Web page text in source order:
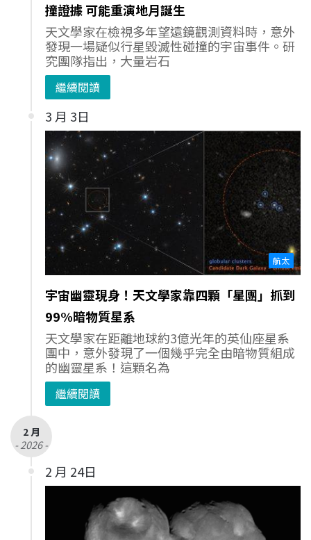
撞證據 可能重演地月誕生
天文學家在檢視多年望遠鏡觀測資料時，意外
發現一場疑似行星毀滅性碰撞的宇宙事件。研
究團隊指出，大量岩石
繼續閱讀
3 月 3日
航太
宇宙幽靈現身！天文學家靠四顆「星團」抓到
99%暗物質星系
天文學家在距離地球約3億光年的英仙座星系
團中，意外發現了一個幾乎完全由暗物質組成
的幽靈星系！這顆名為
繼續閱讀
2 月
- 2026 -
2 月 24日